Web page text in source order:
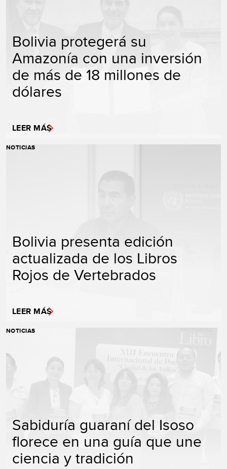
Bolivia protegerá su
Amazonía con una inversión
de más de 18 millones de
dólares
LEER MÁS
NOTICIAS
Bolivia presenta edición
actualizada de los Libros
Rojos de Vertebrados
LEER MÁS
NOTICIAS
Sabiduría guaraní del Isoso
florece en una guía que une
ciencia y tradición